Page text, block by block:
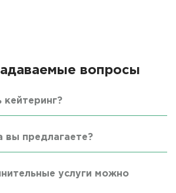
вопросы
кейтеринг?
вы предлагаете?
услуги можно